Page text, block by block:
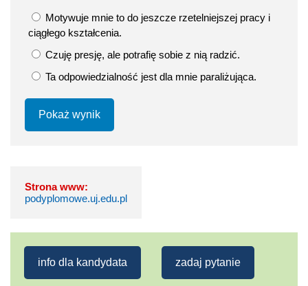
Motywuje mnie to do jeszcze rzetelniejszej pracy i
ciągłego kształcenia.
Czuję presję, ale potrafię sobie z nią radzić.
Ta odpowiedzialność jest dla mnie paraliżująca.
Pokaż wynik
Strona www:
podyplomowe.uj.edu.pl
info dla kandydata zadaj pytanie